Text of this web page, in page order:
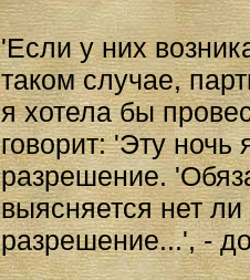
'Если у них
таком случае,
я хотела бы
говорит: 'Эту
разрешение.
выясняется нет
разрешение...', -